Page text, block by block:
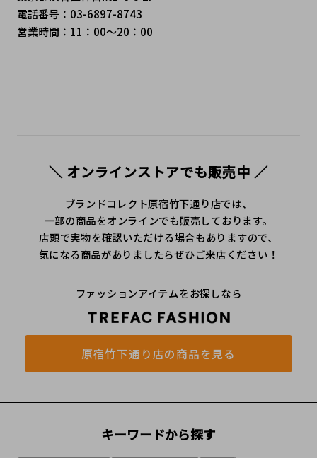
電話番号：03-6897-8743
営業時間：11：00～20：00
＼ オンラインストアでも販売中 ／
ブランドコレクト原宿竹下通り店では、
一部の商品をオンラインでも販売しております。
店頭で実物を確認いただける場合もありますので、
気になる商品がありましたらぜひご来店ください！
ファッションアイテムをお探しなら
原宿竹下通り店の商品を見る
キーワードから探す